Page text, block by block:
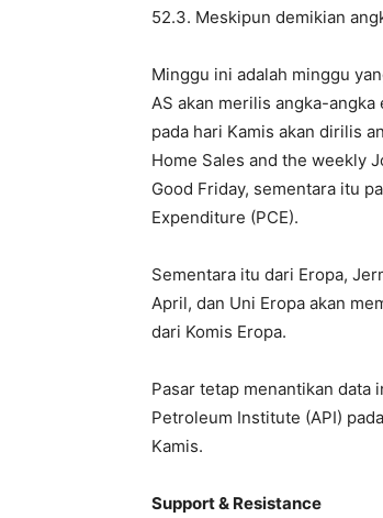
52.3. Meskipun demikian
Minggu ini adalah minggu
AS akan merilis angka-
pada hari Kamis akan dirilis
Home Sales and the weekly
Good Friday, sementara itu
Expenditure (PCE).
Sementara itu dari Eropa,
April, dan Uni Eropa akan
dari Komis Eropa.
Pasar tetap menantikan data
Petroleum Institute (API)
Kamis.
Support & Resistance